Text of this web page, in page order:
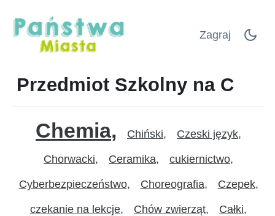
Zagraj
Przedmiot Szkolny na C
Chemia Chiński Czeski język
Chorwacki Ceramika cukiernictwo
Cyberbezpieczeństwo Choreografia Czepek
czekanie na lekcje Chów zwierząt Całki